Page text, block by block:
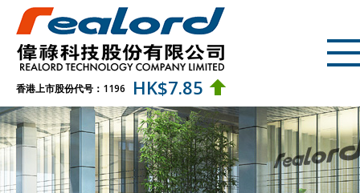
香港上市股份代号：1196 HK$7.85